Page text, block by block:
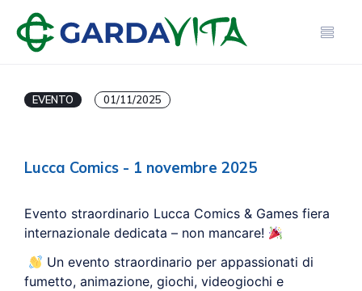
EVENTO 01/11/2025
Lucca Comics - 1 novembre 2025
Evento straordinario Lucca Comics & Games fiera
internazionale dedicata – non mancare!
Un evento straordinario per appassionati di
fumetto, animazione, giochi, videogiochi e